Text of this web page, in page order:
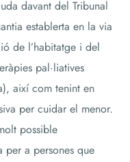
davant del Tribunal
establerta en la via
de l’habitatge i del
pal·liatives
així com tenint en
per cuidar el menor.
possible
per a persones que